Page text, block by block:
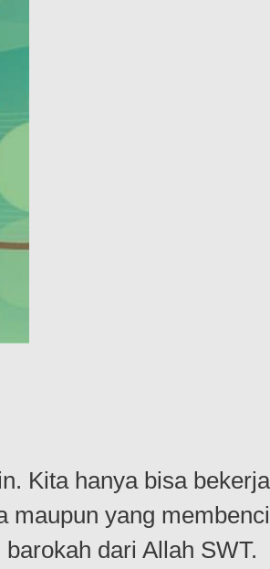
Kita hanya bisa bekerja
maupun yang membenci
dari Allah SWT.